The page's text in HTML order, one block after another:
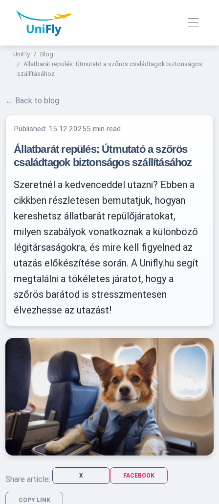
UniFly
Blog
Állatbarát repülés: Útmutató a szőrös családtagok biztonságos
szállításához
← Back to blog
Published: 15.12.20255 min read
Állatbarát repülés: Útmutató a szőrös
családtagok biztonságos szállításához
Szeretnél a kedvenceddel utazni? Ebben a
cikkben részletesen bemutatjuk, hogyan
kereshetsz állatbarát repülőjáratokat,
milyen szabályok vonatkoznak a különböző
légitársaságokra, és mire kell figyelned az
utazás előkészítése során. A Unifly.hu segít
megtalálni a tökéletes járatot, hogy a
szőrös barátod is stresszmentesen
élvezhesse az utazást!
Share article: X FACEBOOK
COPY LINK